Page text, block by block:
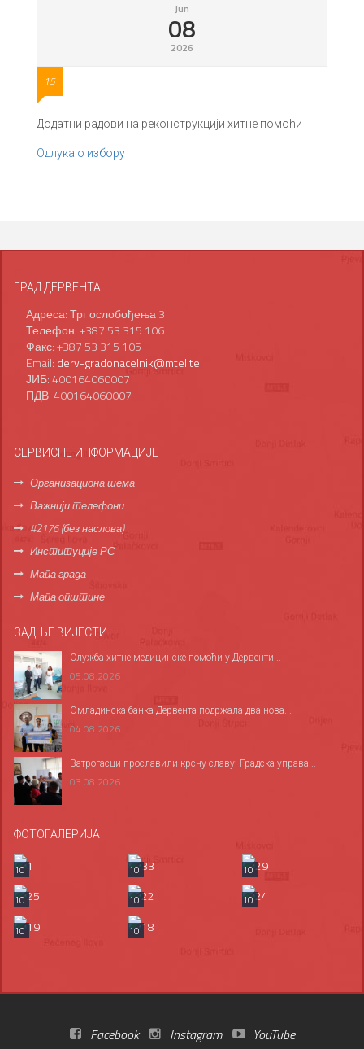
Jun
08
2026
15
Додатни радови на реконструкцији хитне помоћи
Одлука о избору
ГРАД ДЕРВЕНТА
Адреса: Трг ослобођења 3
Телефон: +387 53 315 106
Факс: +387 53 315 105
Email: derv-gradonacelnik@mtel.tel
ЈИБ: 400164060007
ПДВ: 400164060007
СЕРВИСНЕ ИНФОРМАЦИЈЕ
Организациона шема
Важнији телефони
#2176 (без наслова)
Институције РС
Мапа града
Мапа општине
ЗАДЊЕ ВИЈЕСТИ
Служба хитне медицинске помоћи у Дервенти...
05.08.2026
Омладинска банка Дервента подржала два нова...
04.08.2026
Ватрогасци прославили крсну славу; Градска управа...
03.08.2026
ФОТОГАЛЕРИЈА
10 10
10
10
10
10
10
10
Facebook Instagram YouTube